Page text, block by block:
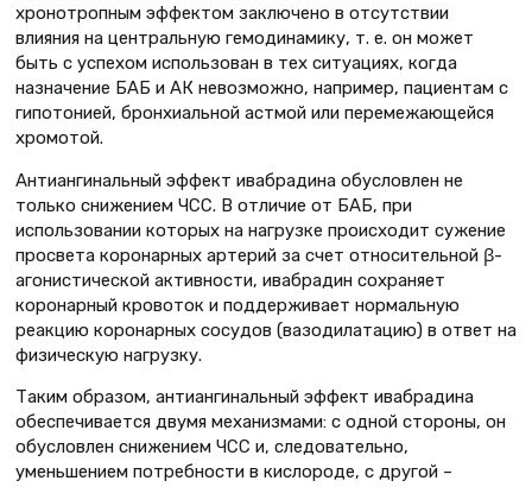
хронотропным эффектом заключено в отсутствии
влияния на центральную гемодинамику, т. е. он может
быть с успехом использован в тех ситуациях, когда
назначение БАБ и АК невозможно, например, пациентам с
гипотонией, бронхиальной астмой или перемежающейся
хромотой.
Антиангинальный эффект ивабрадина обусловлен не
только снижением ЧСС. В отличие от БАБ, при
использовании которых на нагрузке происходит сужение
просвета коронарных артерий за счет относительной β-
агонистической активности, ивабрадин сохраняет
коронарный кровоток и поддерживает нормальную
реакцию коронарных сосудов (вазодилатацию) в ответ на
физическую нагрузку.
Таким образом, антиангинальный эффект ивабрадина
обеспечивается двумя механизмами: с одной стороны, он
обусловлен снижением ЧСС и, следовательно,
уменьшением потребности в кислороде, с другой –